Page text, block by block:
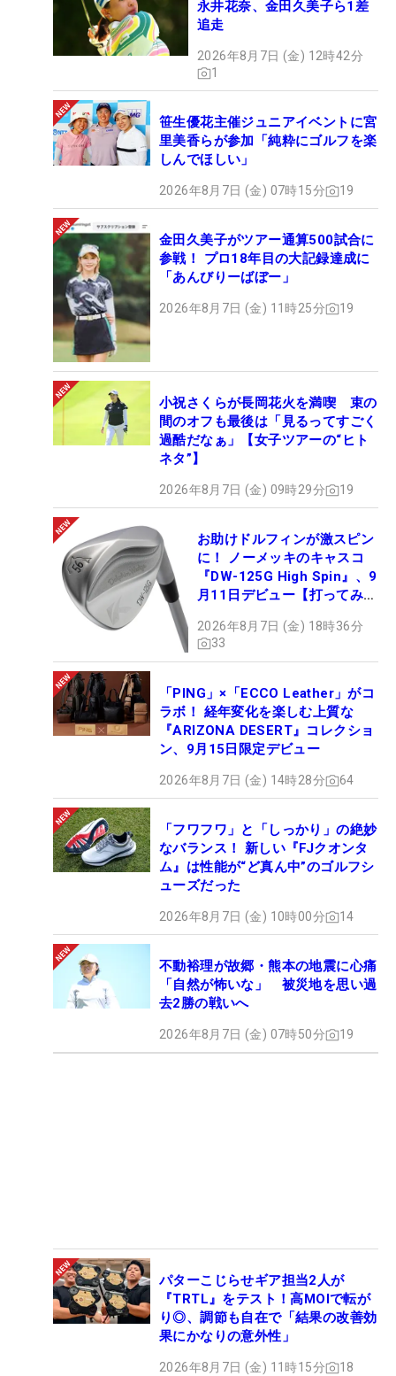
永井花奈、金田久美子ら1差
追走
2026年8月7日 (金) 12時42分
1
笹生優花主催ジュニアイベントに宮
里美香らが参加「純粋にゴルフを楽
しんでほしい」
2026年8月7日 (金) 07時15分 19
金田久美子がツアー通算500試合に
参戦！ プロ18年目の大記録達成に
「あんびりーばぼー」
2026年8月7日 (金) 11時25分 19
小祝さくらが長岡花火を満喫 束の
間のオフも最後は「見るってすごく
過酷だなぁ」【女子ツアーの“ヒト
ネタ”】
2026年8月7日 (金) 09時29分 19
お助けドルフィンが激スピン
に！ ノーメッキのキャスコ
『DW-125G High Spin』、9
月11日デビュー【打ってみ
2026年8月7日 (金) 18時36分
33
「PING」×「ECCO Leather」がコ
ラボ！ 経年変化を楽しむ上質な
『ARIZONA DESERT』コレクショ
ン、9月15日限定デビュー
2026年8月7日 (金) 14時28分 64
「フワフワ」と「しっかり」の絶妙
なバランス！ 新しい『FJクオンタ
ム』は性能が“ど真ん中”のゴルフシ
ューズだった
2026年8月7日 (金) 10時00分 14
不動裕理が故郷・熊本の地震に心痛
「自然が怖いな」 被災地を思い過
去2勝の戦いへ
2026年8月7日 (金) 07時50分 19
パターこじらせギア担当2人が
『TRTL』をテスト！高MOIで転が
り◎、調節も自在で「結果の改善効
果にかなりの意外性」
2026年8月7日 (金) 11時15分 18